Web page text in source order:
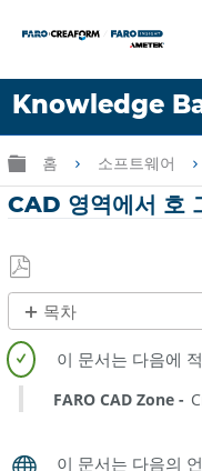
Knowledge
언어
도움 받기 로
글로벌 계층 확장
홈 소프트웨어
CAD 영역에서 호
PDF
로
저
장
목차
제
목
없
음
FARO CAD Zone